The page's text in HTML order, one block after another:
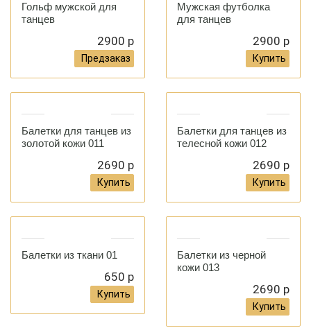
Гольф мужской для
танцев
2900 р
Предзаказ
Мужская футболка
для танцев
2900 р
Купить
Балетки для танцев из
золотой кожи 011
2690 р
Купить
Балетки для танцев из
телесной кожи 012
2690 р
Купить
Балетки из ткани 01
650 р
Купить
Балетки из черной
кожи 013
2690 р
Купить